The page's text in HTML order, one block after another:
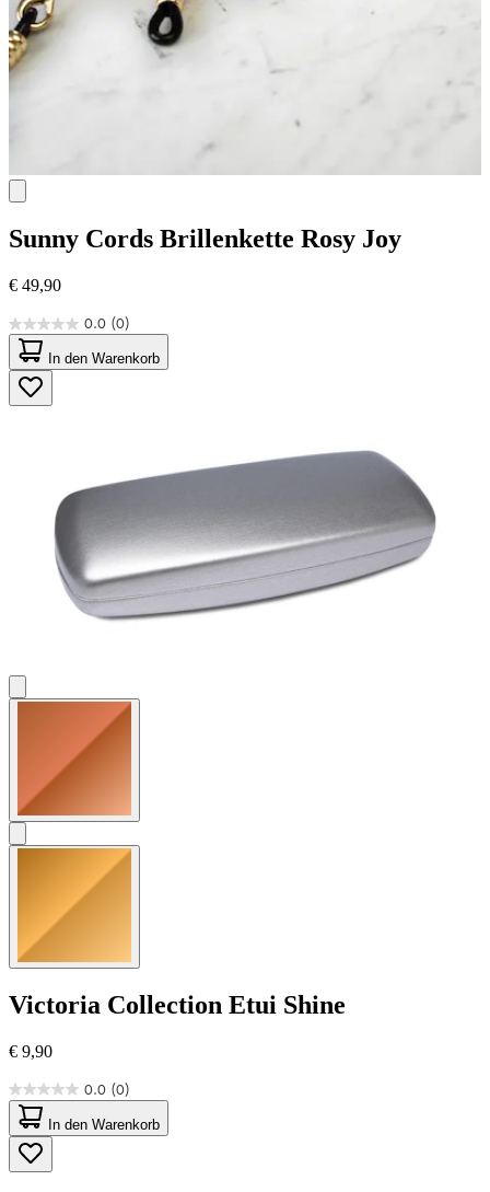
Sunny Cords Brillenkette Rosy Joy
€ 49,90
0.0 (0)
0.0
von
5
Sternen.
In den Warenkorb
Victoria Collection Etui Shine
€ 9,90
0.0 (0)
0.0
von
5
Sternen.
In den Warenkorb